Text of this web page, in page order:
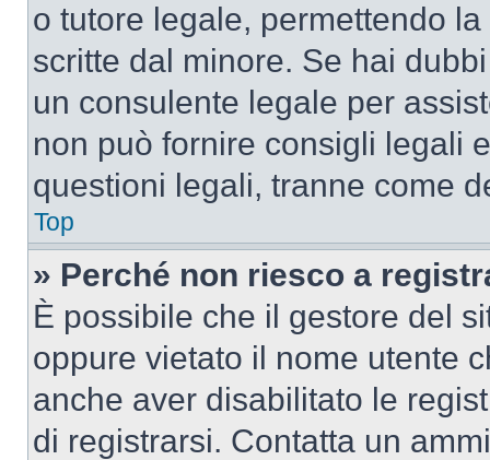
o tutore legale, permettendo
scritte dal minore. Se hai
un consulente legale per
non può fornire consigli legali
questioni legali, tranne come
Top
» Perché non riesco a
È possibile che il gestore del
oppure vietato il nome utente
anche aver disabilitato le
di registrarsi. Contatta un